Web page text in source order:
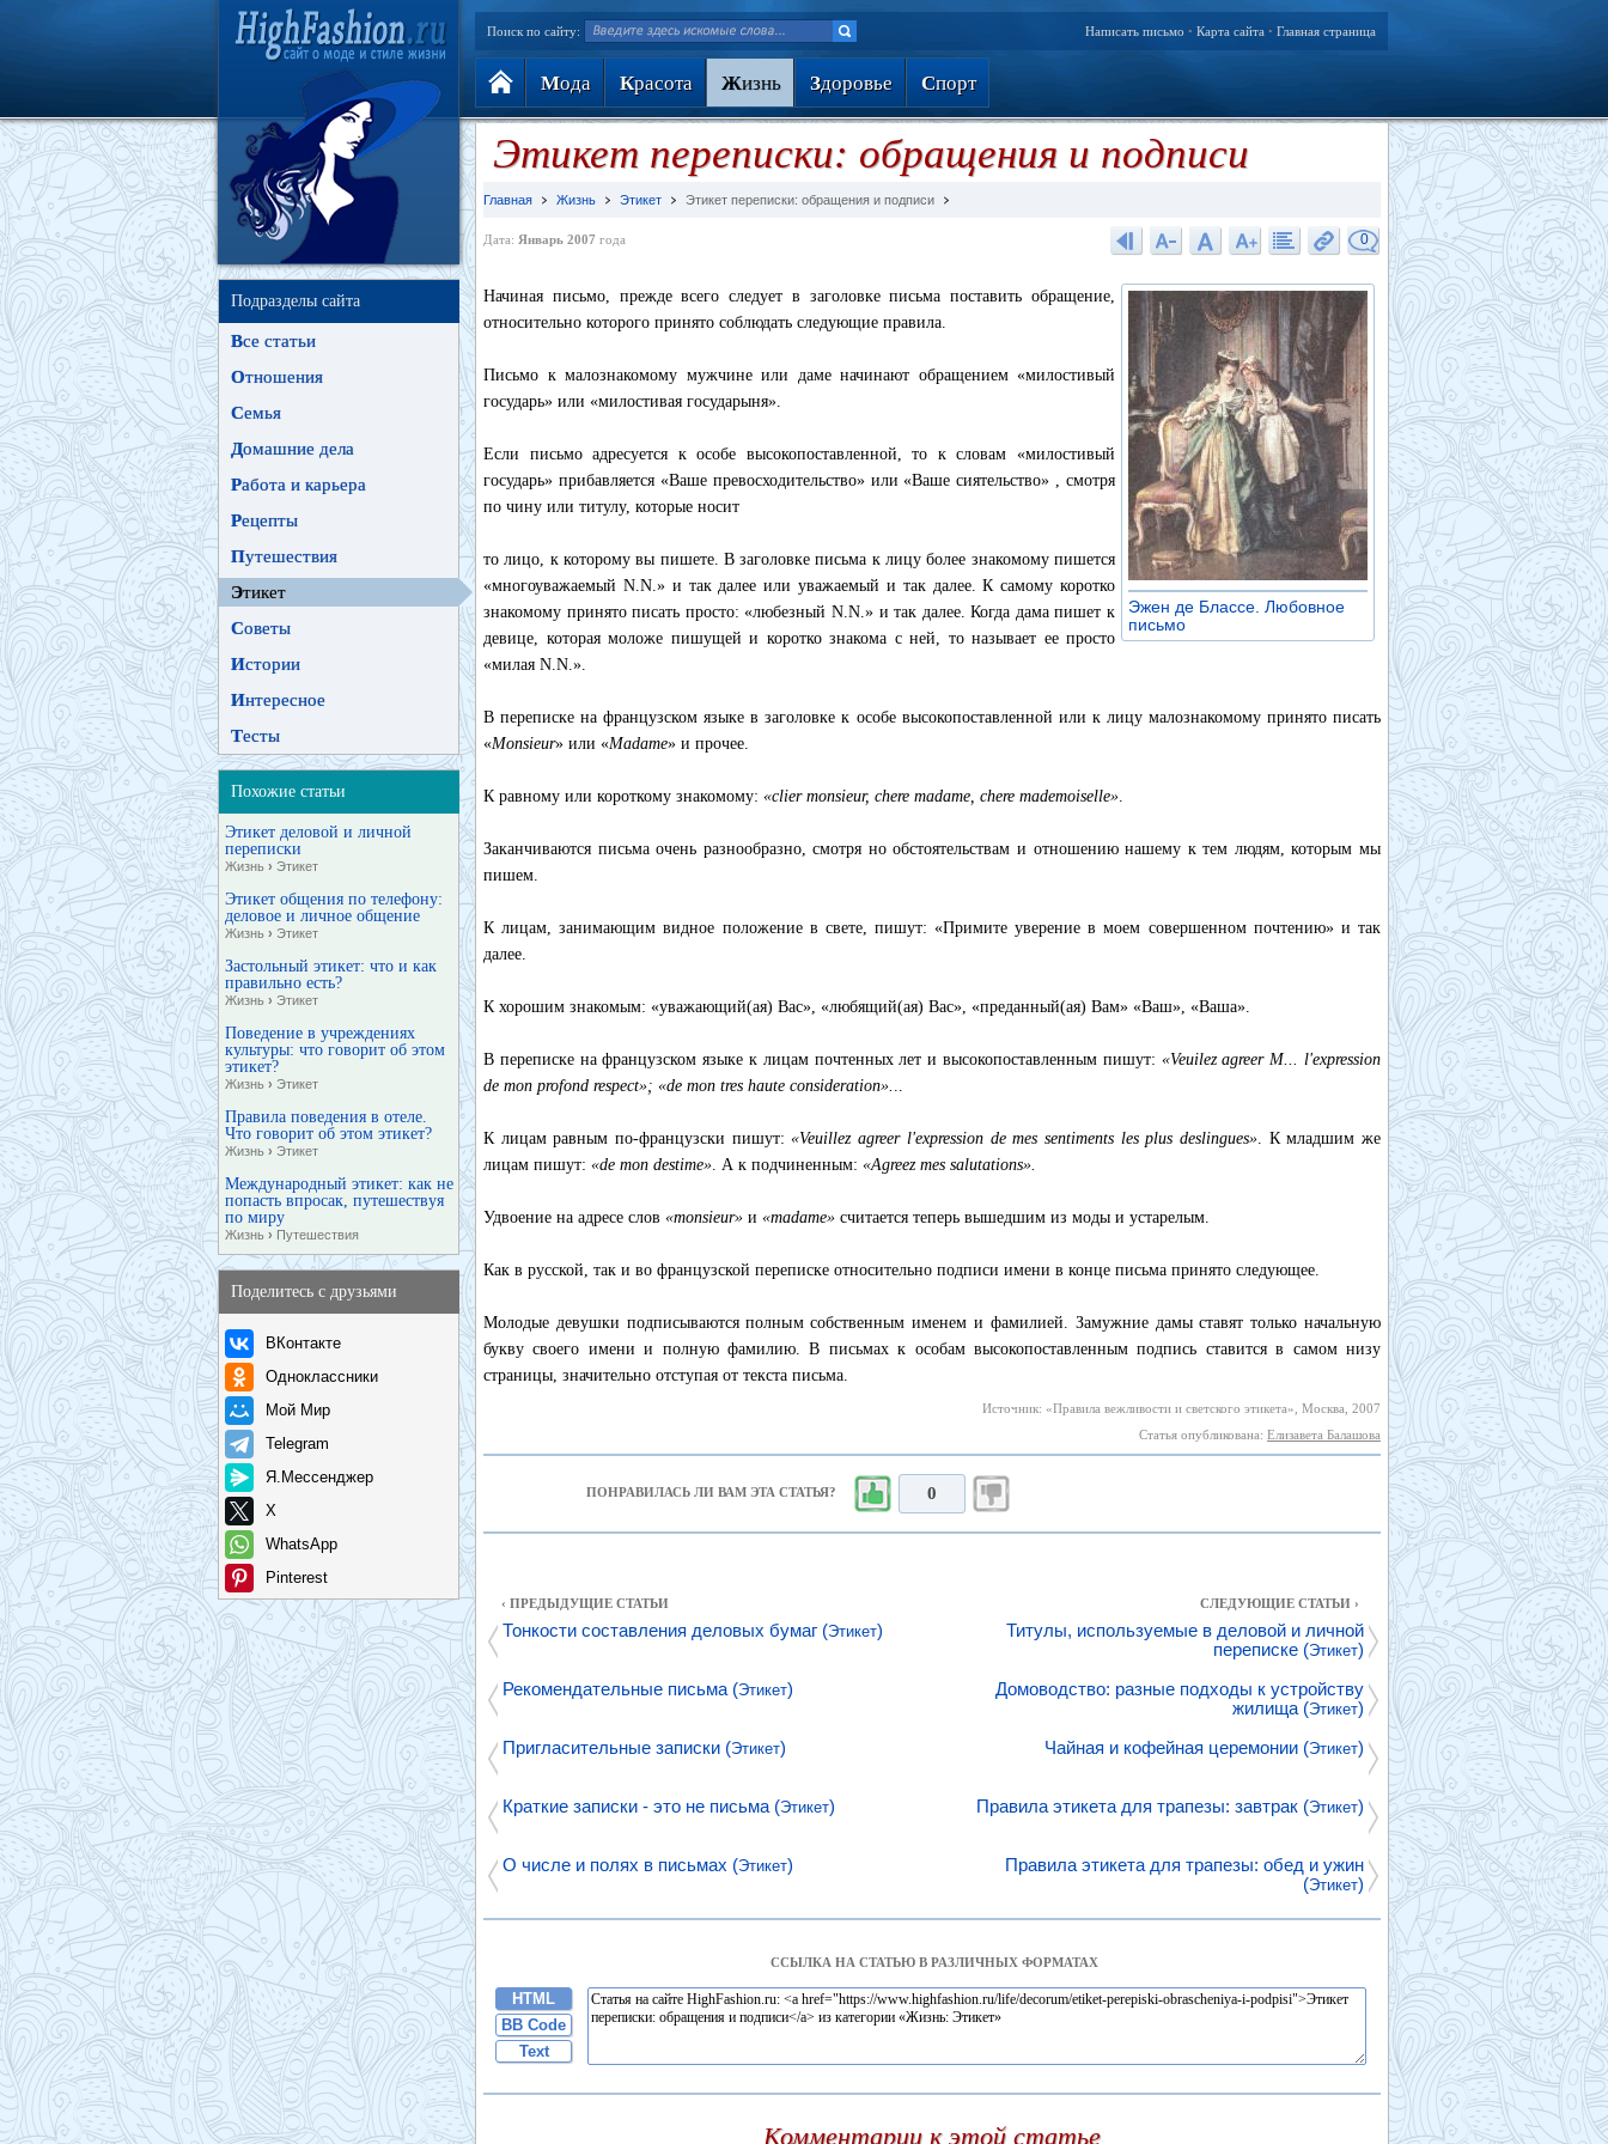
Поиск по сайту: Написать письмо • Карта сайта • Главная страница
Мода Красота Жизнь Здоровье Спорт
Подразделы сайта
Все статьи
Отношения
Семья
Домашние дела
Работа и карьера
Рецепты
Путешествия
Этикет
Советы
Истории
Интересное
Тесты
Похожие статьи
Этикет деловой и личной
переписки
Жизнь › Этикет
Этикет общения по телефону:
деловое и личное общение
Жизнь › Этикет
Застольный этикет: что и как
правильно есть?
Жизнь › Этикет
Поведение в учреждениях
культуры: что говорит об этом
этикет?
Жизнь › Этикет
Правила поведения в отеле.
Что говорит об этом этикет?
Жизнь › Этикет
Международный этикет: как не
попасть впросак, путешествуя
по миру
Жизнь › Путешествия
Поделитесь с друзьями
ВКонтакте
Одноклассники
Мой Мир
Telegram
Я.Мессенджер
X
WhatsApp
Pinterest
Этикет переписки: обращения и подписи
Главная Жизнь Этикет Этикет переписки: обращения и подписи
Дата: Январь 2007 года 0
Эжен де Блассе. Любовное
письмо
Начиная письмо, прежде всего следует в заголовке письма поставить обращение,
относительно которого принято соблюдать следующие правила.
Письмо к малознакомому мужчине или даме начинают обращением «милостивый
государь» или «милостивая государыня».
Если письмо адресуется к особе высокопоставленной, то к словам «милостивый
государь» прибавляется «Ваше превосходительство» или «Ваше сиятельство» , смотря
по чину или титулу, которые носит
то лицо, к которому вы пишете. В заголовке письма к лицу более знакомому пишется
«многоуважаемый N.N.» и так далее или уважаемый и так далее. К самому коротко
знакомому принято писать просто: «любезный N.N.» и так далее. Когда дама пишет к
девице, которая моложе пишущей и коротко знакома с ней, то называет ее просто
«милая N.N.».
В переписке на французском языке в заголовке к особе высокопоставленной или к лицу малознакомому принято писать
«Monsieur» или «Madame» и прочее.
К равному или короткому знакомому: «clier monsieur, chere madame, chere mademoiselle».
Заканчиваются письма очень разнообразно, смотря но обстоятельствам и отношению нашему к тем людям, которым мы
пишем.
К лицам, занимающим видное положение в свете, пишут: «Примите уверение в моем совершенном почтению» и так
далее.
К хорошим знакомым: «уважающий(ая) Вас», «любящий(ая) Вас», «преданный(ая) Вам» «Ваш», «Ваша».
В переписке на французском языке к лицам почтенных лет и высокопоставленным пишут: «Veuilez agreer М... l'expression
de mon profond respect»; «de mon tres haute consideration». ..
К лицам равным по-французски пишут:«Veuillez agreer l'expression de mes sentiments les plus deslingues». К младшим же
лицам пишут: «de mon destime». А к подчиненным: «Agreez mes salutations».
Удвоение на адресе слов «monsieur» и «madame» считается теперь вышедшим из моды и устарелым.
Как в русской, так и во французской переписке относительно подписи имени в конце письма принято следующее.
Молодые девушки подписываются полным собственным именем и фамилией. Замужние дамы ставят только начальную
букву своего имени и полную фамилию. В письмах к особам высокопоставленным подпись ставится в самом низу
страницы, значительно отступая от текста письма.
Источник: «Правила вежливости и светского этикета», Москва, 2007
Статья опубликована: Елизавета Балашова
ПОНРАВИЛАСЬ ЛИ ВАМ ЭТА СТАТЬЯ? 0
‹ ПРЕДЫДУЩИЕ СТАТЬИ
Тонкости составления деловых бумаг (Этикет)
Рекомендательные письма (Этикет)
Пригласительные записки (Этикет)
Краткие записки - это не письма (Этикет)
О числе и полях в письмах (Этикет)
СЛЕДУЮЩИЕ СТАТЬИ ›
Титулы, используемые в деловой и личной
переписке (Этикет)
Домоводство: разные подходы к устройству
жилища (Этикет)
Чайная и кофейная церемонии (Этикет)
Правила этикета для трапезы: завтрак (Этикет)
Правила этикета для трапезы: обед и ужин
(Этикет)
ССЫЛКА НА СТАТЬЮ В РАЗЛИЧНЫХ ФОРМАТАХ
HTML
BB Code
Text
Комментарии к этой статье